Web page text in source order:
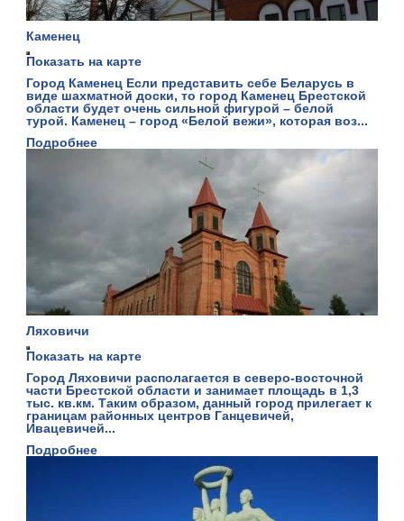
Каменец
Показать на карте
Город Каменец Если представить себе Беларусь в
виде шахматной доски, то город Каменец Брестской
области будет очень сильной фигурой – белой
турой. Каменец – город «Белой вежи», которая воз...
Подробнее
Ляховичи
Показать на карте
Город Ляховичи располагается в северо-восточной
части Брестской области и занимает площадь в 1,3
тыс. кв.км. Таким образом, данный город прилегает к
границам районных центров Ганцевичей,
Ивацевичей...
Подробнее